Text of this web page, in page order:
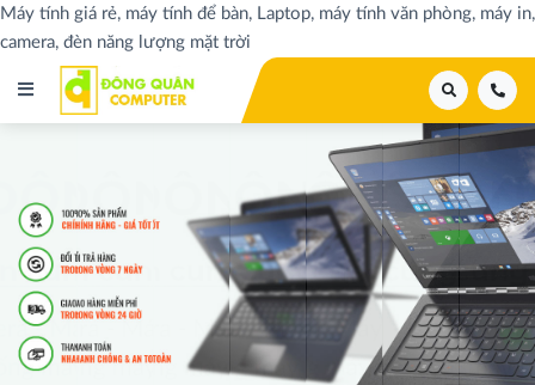
Máy tính giá rẻ, máy tính để bàn, Laptop, máy tính văn phòng, máy in,
camera, đèn năng lượng mặt trời